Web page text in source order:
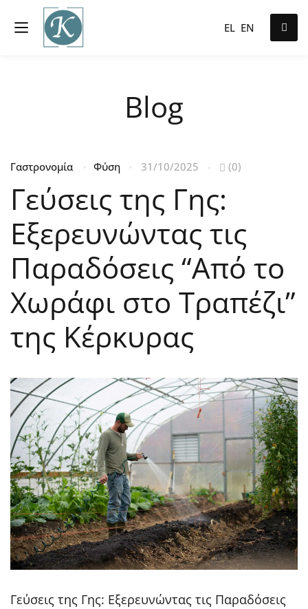
EL EN
Blog
Γαστρονομία Φύση 31/10/2025 (0)
Γεύσεις της Γης:
Εξερευνώντας τις
Παραδόσεις “Από το
Χωράφι στο Τραπέζι”
της Κέρκυρας
Γεύσεις της Γης: Εξερευνώντας τις Παραδόσεις